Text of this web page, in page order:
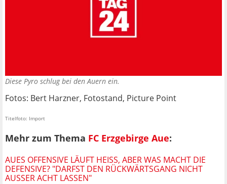
Diese Pyro schlug bei den Auern ein.
Fotos: Bert Harzner, Fotostand, Picture Point
Titelfoto: Import
Mehr zum Thema FC Erzgebirge Aue:
AUES OFFENSIVE LÄUFT HEISS, ABER WAS MACHT DIE D
EFENSIVE? "DARFST DEN RÜCKWÄRTSGANG NICHT A
USSER ACHT LASSEN"